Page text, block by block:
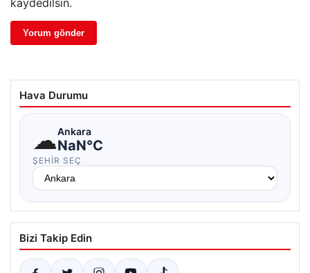
Hava Durumu
☁Ankara
NaN°C
ŞEHIR SEÇ
Bizi Takip Edin